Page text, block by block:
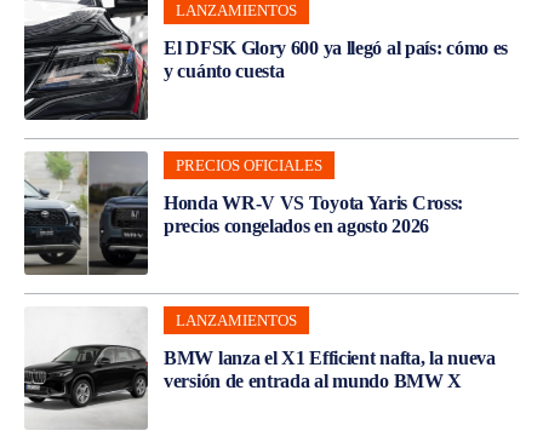
LANZAMIENTOS
El DFSK Glory 600 ya llegó al país: cómo es
y cuánto cuesta
PRECIOS OFICIALES
Honda WR-V VS Toyota Yaris Cross:
precios congelados en agosto 2026
LANZAMIENTOS
BMW lanza el X1 Efficient nafta, la nueva
versión de entrada al mundo BMW X